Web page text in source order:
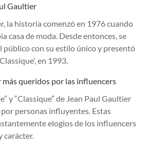
Gaultier
la historia comenzó en 1976 cuando
casa de moda. Desde entonces, se
público con su estilo único y presentó
en 1993.
queridos por las influencers
y “Classique” de Jean Paul Gaultier
personas influyentes. Estas
elogios de los influencers
carácter.